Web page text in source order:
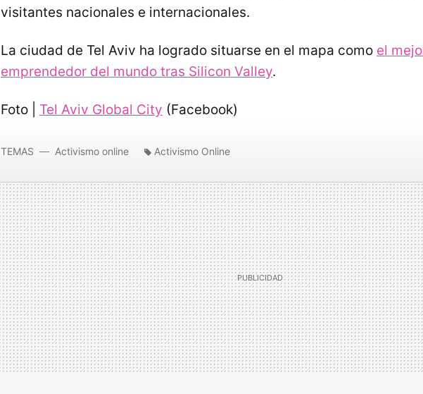
visitantes nacionales e internacionales.
La ciudad de Tel Aviv ha logrado situarse en el mapa como el
emprendedor del mundo tras Silicon Valley.
Foto | Tel Aviv Global City (Facebook)
TEMAS Activismo online Activismo Online